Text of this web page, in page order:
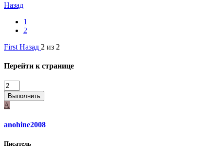
Назад
1
2
First Назад 2 из 2
Перейти к странице
Выполнить
A
anohine2008
Писатель